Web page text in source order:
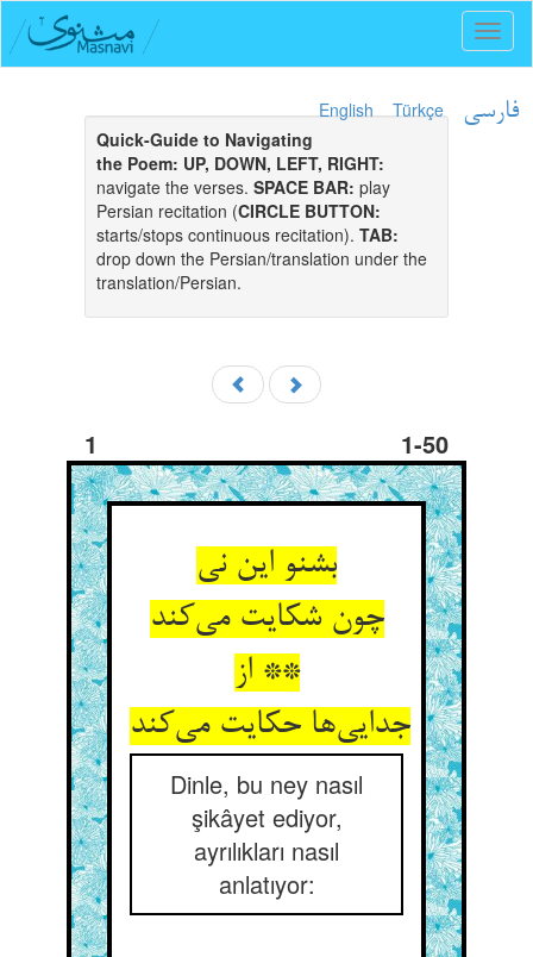
English Türkçe فارسی
Quick-Guide to Navigating
the Poem: UP, DOWN, LEFT, RIGHT:
navigate the verses. SPACE BAR: play
Persian recitation (CIRCLE BUTTON:
starts/stops continuous recitation). TAB:
drop down the Persian/translation under the
translation/Persian.
1 1-50
بشنو این نی
چون شکایت می‌‌کند
** از
جدایی‌‌ها حکایت می‌‌کند
Dinle, bu ney nasıl
şikâyet ediyor,
ayrılıkları nasıl
anlatıyor: